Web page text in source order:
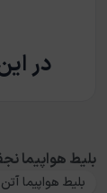
در
بلیط هواپیما
بلیط هواپیما